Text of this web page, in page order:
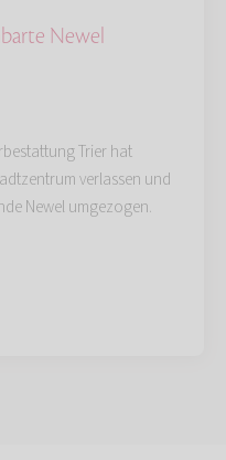
Newel
Trier hat
verlassen und
Newel umgezogen.